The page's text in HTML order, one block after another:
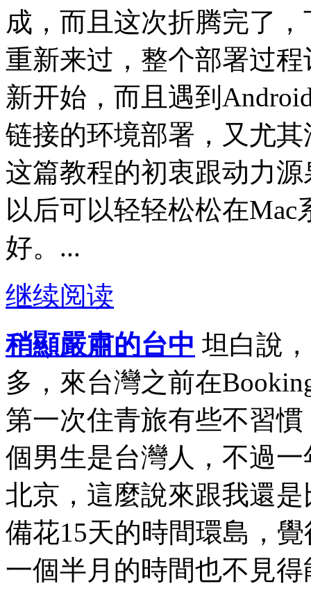
成，而且这次折腾完了
重新来过，整个部署过
新开始，而且遇到
链接的环境部署，又尤
这篇教程的初衷跟动力
以后可以轻轻松松在
好。...
继续阅读
稍顯嚴肅的台中 坦白說
多，來台灣之前在
第一次住青旅有些不習
個男生是台灣人，不過
北京，這麼說來跟我還
備花15天的時間環島，
一個半月的時間也不見